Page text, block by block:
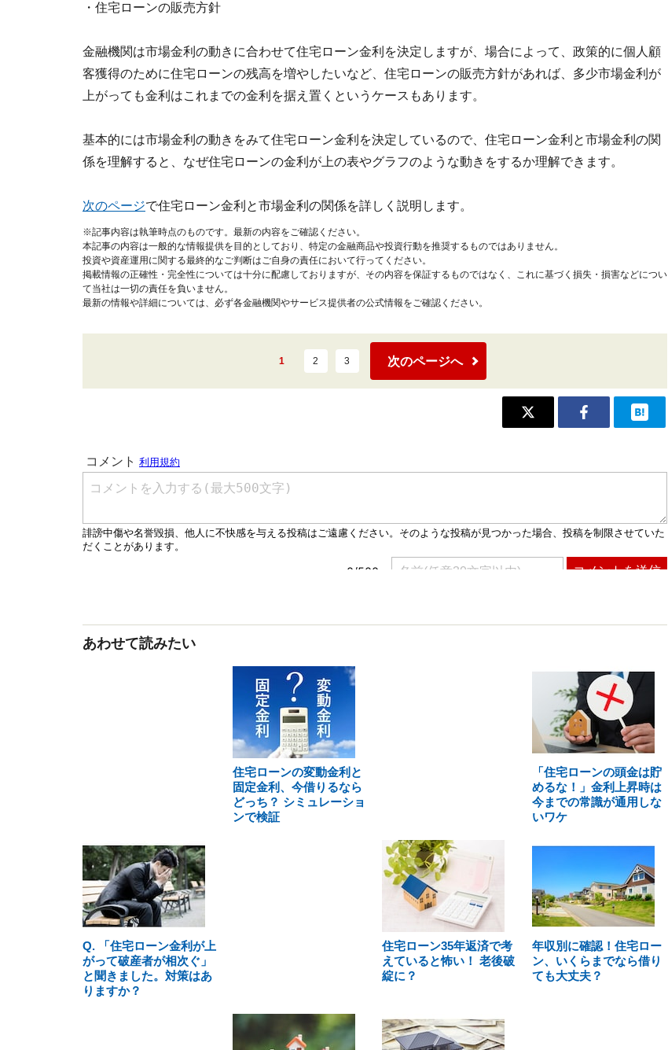
・住宅ローンの販売方針
金融機関は市場金利の動きに合わせて住宅ローン金利を決定しますが、場合によって、政策的に個人顧
客獲得のために住宅ローンの残高を増やしたいなど、住宅ローンの販売方針があれば、多少市場金利が
上がっても金利はこれまでの金利を据え置くというケースもあります。
基本的には市場金利の動きをみて住宅ローン金利を決定しているので、住宅ローン金利と市場金利の関
係を理解すると、なぜ住宅ローンの金利が上の表やグラフのような動きをするか理解できます。
次のページで住宅ローン金利と市場金利の関係を詳しく説明します。
※記事内容は執筆時点のものです。最新の内容をご確認ください。
本記事の内容は一般的な情報提供を目的としており、特定の金融商品や投資行動を推奨するものではありません。
投資や資産運用に関する最終的なご判断はご自身の責任において行ってください。
掲載情報の正確性・完全性については十分に配慮しておりますが、その内容を保証するものではなく、これに基づく損失・損害などについ
て当社は一切の責任を負いません。
最新の情報や詳細については、必ず各金融機関やサービス提供者の公式情報をご確認ください。
1 2 3 次のページへ
あわせて読みたい
住宅ローンの変動金利と
固定金利、今借りるなら
どっち？ シミュレーショ
ンで検証
「住宅ローンの頭金は貯
めるな！」金利上昇時は
今までの常識が通用しな
いワケ
Q. 「住宅ローン金利が上
がって破産者が相次ぐ」
と聞きました。対策はあ
りますか？
住宅ローン35年返済で考
えていると怖い！ 老後破
綻に？
年収別に確認！住宅ロー
ン、いくらまでなら借り
ても大丈夫？